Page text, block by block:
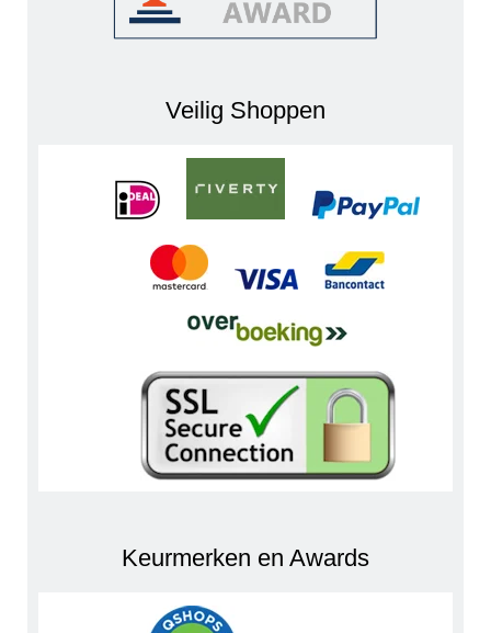
Veilig Shoppen
Keurmerken en Awards